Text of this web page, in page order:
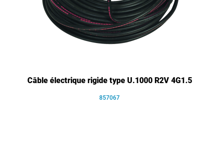
Câble électrique rigide type U.1000 R2V 4G1.5
857067